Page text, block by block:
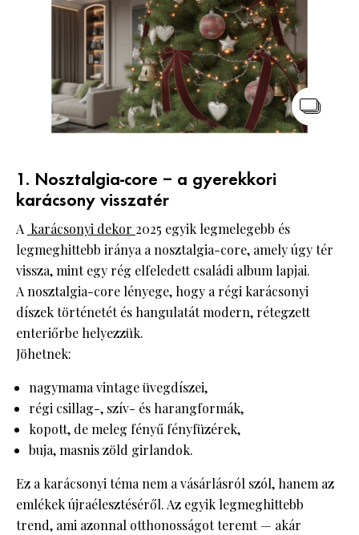
1. Nosztalgia-core – a gyerekkori
karácsony visszatér
A karácsonyi dekor 2025 egyik legmelegebb és
legmeghittebb iránya a nosztalgia-core, amely úgy tér
vissza, mint egy rég elfeledett családi album lapjai.
A nosztalgia-core lényege, hogy a régi karácsonyi
díszek történetét és hangulatát modern, rétegzett
enteriőrbe helyezzük.
Jöhetnek:
nagymama vintage üvegdíszei,
régi csillag-, szív- és harangformák,
kopott, de meleg fényű fényfüzérek,
buja, masnis zöld girlandok.
Ez a karácsonyi téma nem a vásárlásról szól, hanem az
emlékek újraélesztéséről. Az egyik legmeghittebb
trend, ami azonnal otthonosságot teremt — akár